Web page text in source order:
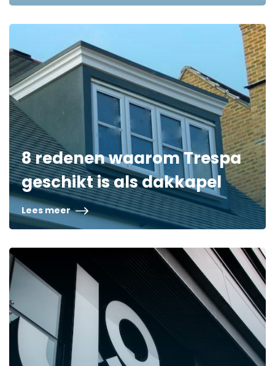
8 redenen waarom Trespa
geschikt is als dakkapel
Lees meer